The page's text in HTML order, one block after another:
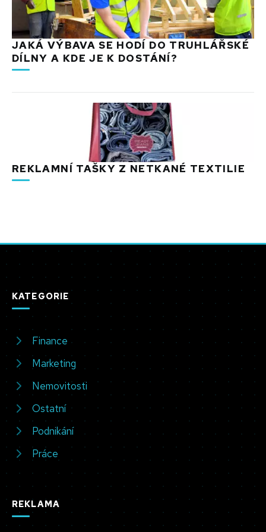
JAKÁ VÝBAVA SE HODÍ DO TRUHLÁŘSKÉ
DÍLNY A KDE JE K DOSTÁNÍ?
REKLAMNÍ TAŠKY Z NETKANÉ TEXTILIE
KATEGORIE
Finance
Marketing
Nemovitosti
Ostatní
Podnikání
Práce
REKLAMA